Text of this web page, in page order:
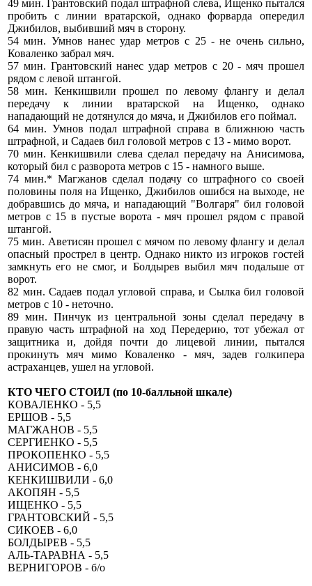
49 мин. Грантовский подал штрафной слева, Ищенко пытался
пробить с линии вратарской, однако форварда опередил
Джибилов, выбивший мяч в сторону.
54 мин. Умнов нанес удар метров с 25 - не очень сильно,
Коваленко забрал мяч.
57 мин. Грантовский нанес удар метров с 20 - мяч прошел
рядом с левой штангой.
58 мин. Кенкишвили прошел по левому флангу и делал
передачу к линии вратарской на Ищенко, однако
нападающий не дотянулся до мяча, и Джибилов его поймал.
64 мин. Умнов подал штрафной справа в ближнюю часть
штрафной, и Садаев бил головой метров с 13 - мимо ворот.
70 мин. Кенкишвили слева сделал передачу на Анисимова,
который бил с разворота метров с 15 - намного выше.
74 мин.* Магжанов сделал подачу со штрафного со своей
половины поля на Ищенко, Джибилов ошибся на выходе, не
добравшись до мяча, и нападающий "Волгаря" бил головой
метров с 15 в пустые ворота - мяч прошел рядом с правой
штангой.
75 мин. Аветисян прошел с мячом по левому флангу и делал
опасный прострел в центр. Однако никто из игроков гостей
замкнуть его не смог, и Болдырев выбил мяч подальше от
ворот.
82 мин. Садаев подал угловой справа, и Сылка бил головой
метров с 10 - неточно.
89 мин. Пинчук из центральной зоны сделал передачу в
правую часть штрафной на ход Передерию, тот убежал от
защитника и, дойдя почти до лицевой линии, пытался
прокинуть мяч мимо Коваленко - мяч, задев голкипера
астраханцев, ушел на угловой.
КТО ЧЕГО СТОИЛ (по 10-балльной шкале)
КОВАЛЕНКО - 5,5
ЕРШОВ - 5,5
МАГЖАНОВ - 5,5
СЕРГИЕНКО - 5,5
ПРОКОПЕНКО - 5,5
АНИСИМОВ - 6,0
КЕНКИШВИЛИ - 6,0
АКОПЯН - 5,5
ИЩЕНКО - 5,5
ГРАНТОВСКИЙ - 5,5
СИКОЕВ - 6,0
БОЛДЫРЕВ - 5,5
АЛЬ-ТАРАВНА - 5,5
ВЕРНИГОРОВ - б/о